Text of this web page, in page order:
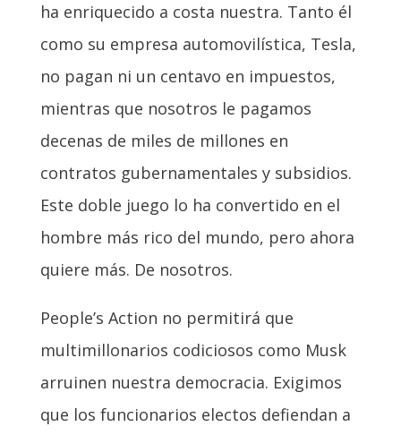
ha enriquecido a costa nuestra. Tanto él
como su empresa automovilística, Tesla,
no pagan ni un centavo en impuestos,
mientras que nosotros le pagamos
decenas de miles de millones en
contratos gubernamentales y subsidios.
Este doble juego lo ha convertido en el
hombre más rico del mundo, pero ahora
quiere más. De nosotros.
People’s Action no permitirá que
multimillonarios codiciosos como Musk
arruinen nuestra democracia. Exigimos
que los funcionarios electos defiendan a